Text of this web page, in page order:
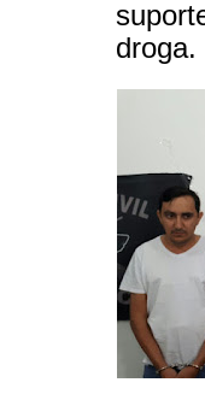
droga.